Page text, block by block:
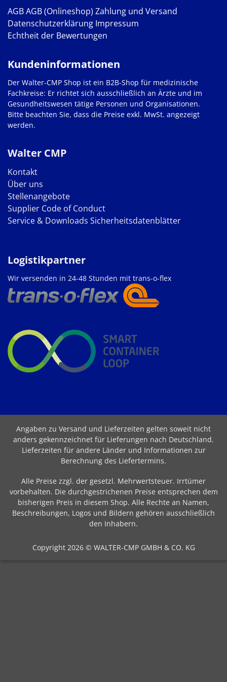
AGBAGB (Onlineshop) Zahlung und Versand
Datenschutzerklärung Impressum
Echtheit der Bewertungen
Walter CMP
Kontakt
Über uns
Stellenangebote
Supplier Code of Conduct
Service & Downloads Sicherheitsdatenblätter
Kundeninformationen
Der Walter-CMP Shop ist ein B2B-Shop für medizinische
Fachkreise: Er richtet sich ausschließlich an Ärzte und im
Gesundheitswesen tätige Personen und Organisationen.
Bitte beachten Sie, dass die Preise exkl. MwSt. angezeigt
werden.
Logistikpartner
Wir versenden in 24-48 Stunden mit trans-o-flex
Angaben zu Versand und Lieferzeiten gelten soweit nicht
anders gekennzeichnet für Lieferungen nach Deutschland.
Lieferzeiten für andere Länder und Informationen zur
Berechnung des Liefertermins.
Alle Preise zzgl. der gesetzl. Mehrwertsteuer. Irrtümer
vorbehalten. Die durchgestrichenen Preise entsprechen dem
bisherigen Preis in diesem Shop. Alle Rechte an Namen,
Beschreibungen, Logos und Bildern gehören ausschließlich
den Inhabern.
Copyright 2026 © WALTER-CMP GMBH & CO. KG